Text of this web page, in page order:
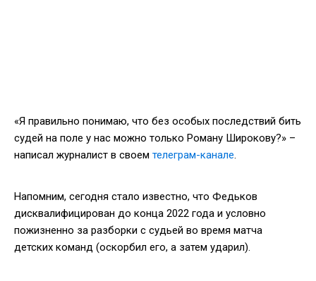
«Я правильно понимаю, что без особых последствий бить
судей на поле у нас можно только Роману Широкову?» –
написал журналист в своем телеграм-канале.
Напомним, сегодня стало известно, что Федьков
дисквалифицирован до конца 2022 года и условно
пожизненно за разборки с судьей во время матча
детских команд (оскорбил его, а затем ударил).